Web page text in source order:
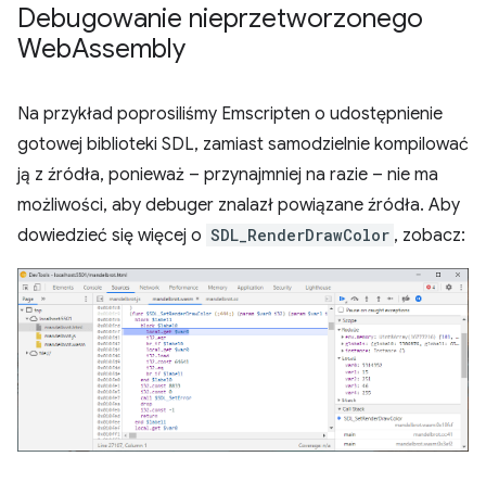
Debugowanie nieprzetworzonego
WebAssembly
Na przykład poprosiliśmy Emscripten o udostępnienie
gotowej biblioteki SDL, zamiast samodzielnie kompilować
ją z źródła, ponieważ – przynajmniej na razie – nie ma
możliwości, aby debuger znalazł powiązane źródła. Aby
dowiedzieć się więcej o SDL_RenderDrawColor , zobacz: